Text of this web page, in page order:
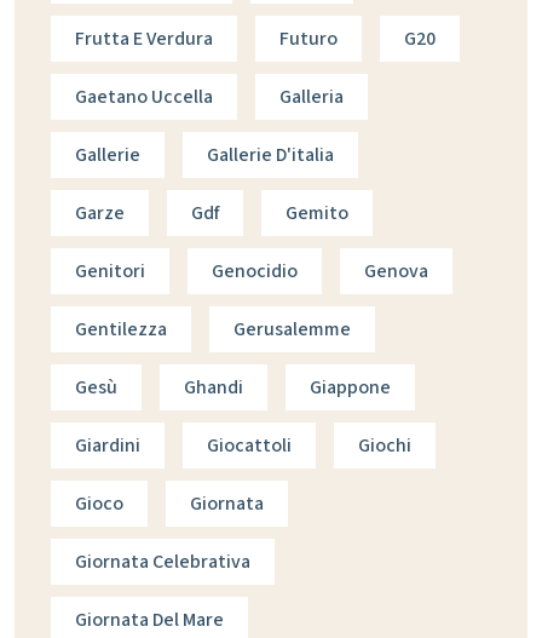
Frutta E Verdura Futuro G20
Gaetano Uccella Galleria
Gallerie Gallerie D'italia
Garze Gdf Gemito
Genitori Genocidio Genova
Gentilezza Gerusalemme
Gesù Ghandi Giappone
Giardini Giocattoli Giochi
Gioco Giornata
Giornata Celebrativa
Giornata Del Mare